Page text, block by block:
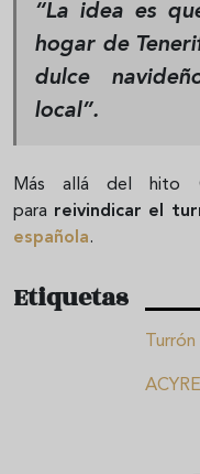
“La idea es
hogar de
dulce
local”.
Más allá del hito
para reivindicar el
española.
Etiquetas
Turrón
ACYRE